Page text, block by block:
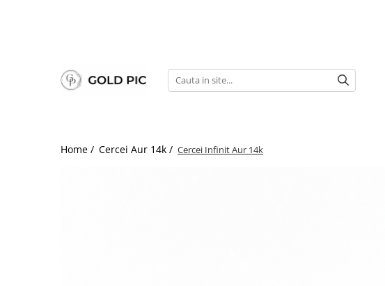
Home / Cercei Aur 14k / Cercei Infinit Aur 14k